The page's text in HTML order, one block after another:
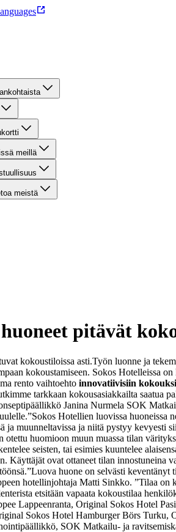
meillä
meistä
pitävät
kokoustiloissa asti.Työn luonne ja
kokoustamiseen. Sokos Hotelleissa
rento vaihtoehto innovatiivisiin
tarkkaan kokousasiakkailta saatua
Janina Nurmela SOK
Sokos Hotellien luovissa huoneissa
ja muunneltavissa ja niitä pystyy
huomioon muun muassa tilan
seisten, tai esimies kuuntelee
Käyttäjät ovat ottaneet tilan innostuneina
”Luova huone on selvästi keventänyt
hotellinjohtaja Matti Sinkko. ”Tilaa
etsitään vapaata kokoustilaa
Lappeenranta, Original Sokos Hotel
Sokos Hotel Hamburger Börs Turku,
SOK Matkailu- ja